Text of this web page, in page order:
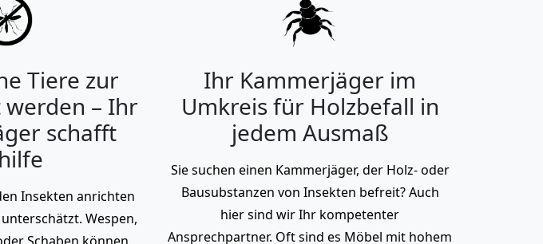
Tiere zur
– Ihr
schafft
Insekten anrichten
Wespen,
Ihr Kammerjäger im
Umkreis für Holzbefall in
jedem Ausmaß
Sie suchen einen Kammerjäger, der Holz- oder
Bausubstanzen von Insekten befreit? Auch
hier sind wir Ihr kompetenter
Ansprechpartner. Oft sind es Möbel mit hohem